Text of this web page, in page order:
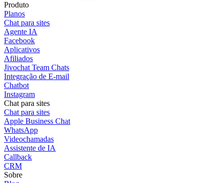
Produto
Planos
Chat para sites
Agente IA
Facebook
Aplicativos
Afiliados
Jivochat Team Chats
Integração de E-mail
Chatbot
Instagram
Chat para sites
Chat para sites
Apple Business Chat
WhatsApp
Videochamadas
Assistente de IA
Callback
CRM
Sobre